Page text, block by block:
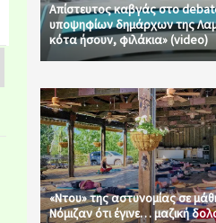
Απίστευτος καβγάς στο
υποψηφίων δημάρχων της
κότα ήσουν, φιλάκια» (video)
«Ντου» της αστυνομίας σε
Νόμιζαν ότι έγινε… μαζική